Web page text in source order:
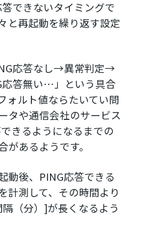
できないタイミングで
と再起動を繰り返す設定
応答なし→異常判定→
答無い…」という具合
ォルト値ならたいてい問
タや通信会社のサービス
きるようになるまでの
あるようです。
動後、PING応答できる
計測して、その時間より
（分）]が長くなるよう